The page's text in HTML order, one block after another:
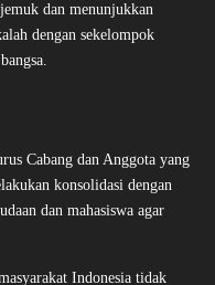
dan menunjukkan
dengan sekelompok
Cabang dan Anggota yang
konsolidasi dengan
dan mahasiswa agar
Indonesia tidak